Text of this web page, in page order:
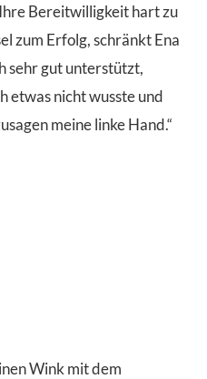
Bereitwilligkeit hart zu
zum Erfolg, schränkt Ena
sehr gut unterstützt,
etwas nicht wusste und
meine linke Hand.“
Wink mit dem